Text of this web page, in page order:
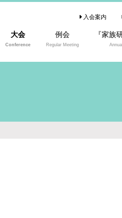
入会案内
大会
Conference
例会
Regular Meeting
『家族